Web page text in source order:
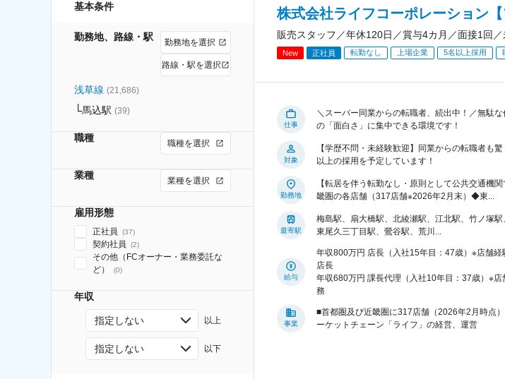
基本条件
勤務地、路線・駅 勤務地を選択
路線・駅を選択
浅草線 (21,686)
馬込駅 (39)
職種 職種を選択
業種 業種を選択
雇用形態
正社員 (37)
契約社員 (2)
その他（FCオーナー・業務委託な
ど）
(0)
年収
指定しない 以上
指定しない 以下
株式会社ライフコーポレーション【
販売スタッフ／年休120日／賞与4カ月／面接1回
New 正社員 転勤なし 上場企業 5名以上採用
仕事
＼スーパー同業からの転職者、続出中！／無駄
の「面白さ」に集中できる環境です！
対象
【学歴不問・未経験歓迎】同業からの転職者も
以上の採用を予定しています！
勤務地
【転居を伴う転勤なし・原則として公共交通機
畿圏の各店舗（317店舗※2026年2月末）◆東...
最寄駅
梅島駅、扇大橋駅、北綾瀬駅、江北駅、竹ノ塚駅
東尾久三丁目駅、鶯谷駅、荒川...
給与
年収800万円 店長（入社15年目：47歳）※店舗
店長
年収680万円 課長代理（入社10年目：37歳）※
務
事業
■首都圏及び近畿圏に317店舗（2026年2月時点
ーケットチェーン「ライフ」の経営、運営